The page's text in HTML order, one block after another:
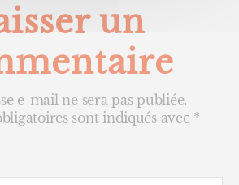
un
e-mail ne sera pas publiée.
sont indiqués avec *